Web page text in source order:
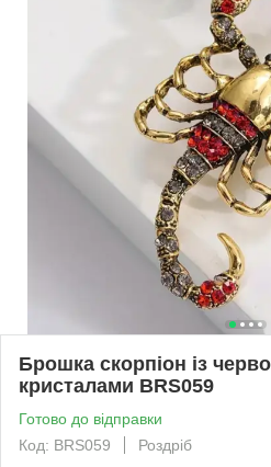
Брошка скорпіон із
кристалами BRS059
Готово до відправки
Код: BRS059
Роздріб